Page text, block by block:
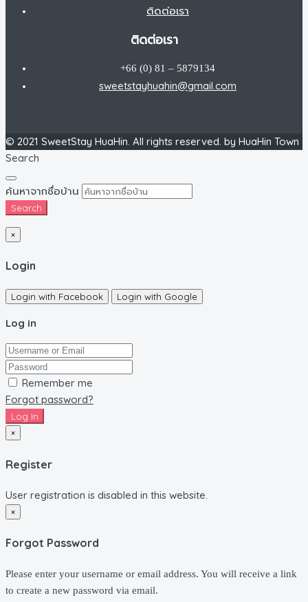
ติดต่อเรา
ติดต่อเรา
+66 (0) 81 – 5879134
sweetstayhuahin@gmail.com
© 2021 SweetStay HuaHin. All rights reserved. by HuaHin Town
Search
ค้นหาจากชื่อบ้าน
Search
×
Login
Login with Facebook Login with Google
Log in
Remember me
Forgot password?
Log In
×
Register
User registration is disabled in this website.
×
Forgot Password
Please enter your username or email address. You will receive a link
to create a new password via email.